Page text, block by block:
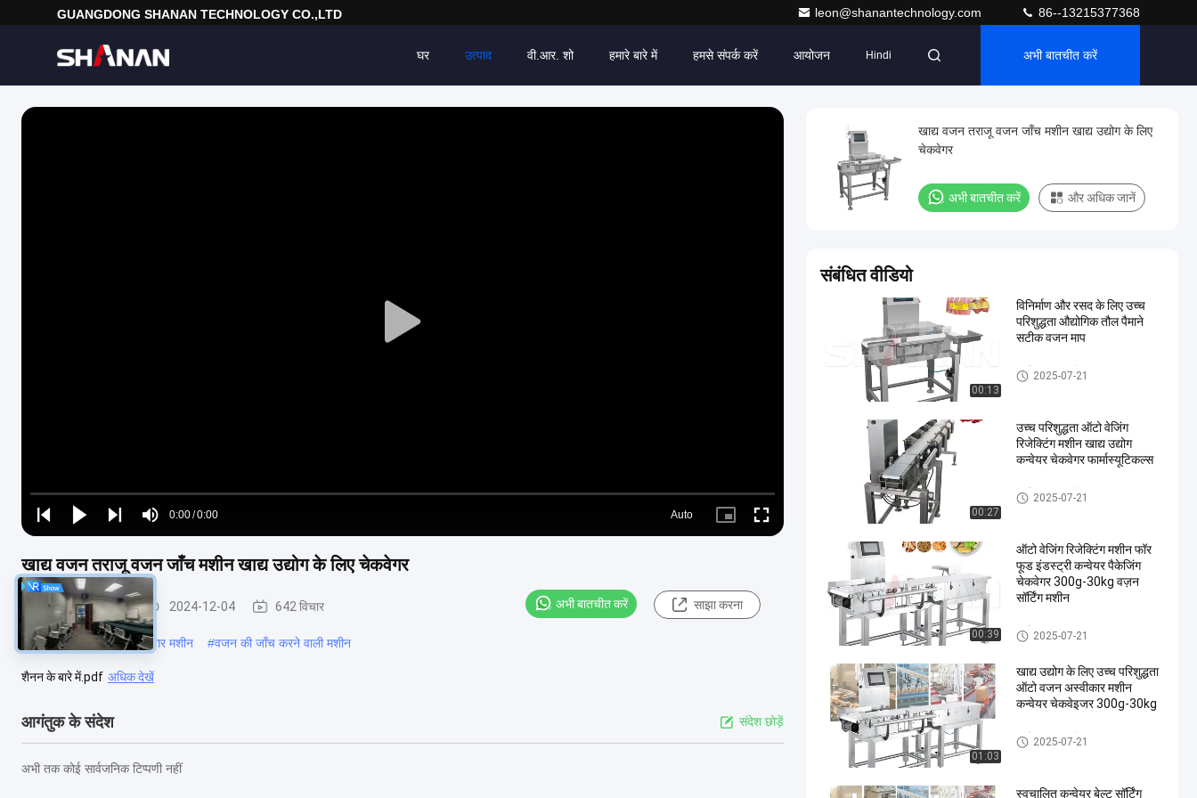
GUANGDONG SHANAN TECHNOLOGY CO.,LTD leon@shanantechnology.com 86--13215377368
घर उत्पाद वी.आर. शो हमारे बारे में हमसे संपर्क करें आयोजन Hindi अभी बातचीत करें
Play
Play
Play
Play
Mute
Time
0:00/0:00
Loaded:
0%
Auto
Picture- Fullscreen
खाद्य वजन तराजू वजन जाँच मशीन खाद्य उद्योग के लिए चेकवेगर
कन्वेयर वजन परीक्षक 2024-12-04 642 विचार अभी बातचीत करें साझा करना
#डायनेमिक चेकवेगर #चेकवेगर मशीन #वजन की जाँच करने वाली मशीन
शैनन के बारे में.pdf अधिक देखें
आगंतुक के संदेश संदेश छोड़ें
अभी तक कोई सार्वजनिक टिप्पणी नहीं
खाद्य वजन तराजू वजन जाँच मशीन खाद्य उद्योग के लिए
चेकवेगर
अभी बातचीत करें और अधिक जानें
संबंधित वीडियो
00:13
विनिर्माण और रसद के लिए उच्च
परिशुद्धता औद्योगिक तौल पैमाने
सटीक वजन माप
कन्वेयर वजन परीक्षक
2025-07-21
00:27
उच्च परिशुद्धता ऑटो वेजिंग
रिजेक्टिंग मशीन खाद्य उद्योग
कन्वेयर चेकवेगर फार्मास्यूटिकल्स
कन्वेयर वजन परीक्षक
2025-07-21
00:39
ऑटो वेजिंग रिजेक्टिंग मशीन फॉर
फूड इंडस्ट्री कन्वेयर पैकेजिंग
चेकवेगर 300g-30kg वज़न
सॉर्टिंग मशीन
कन्वेयर वजन परीक्षक
2025-07-21
01:03
खाद्य उद्योग के लिए उच्च परिशुद्धता
ऑटो वजन अस्वीकार मशीन
कन्वेयर चेकवेइजर 300g-30kg
कन्वेयर वजन परीक्षक
2025-07-21
स्वचालित कन्वेयर बेल्ट सॉर्टिंग